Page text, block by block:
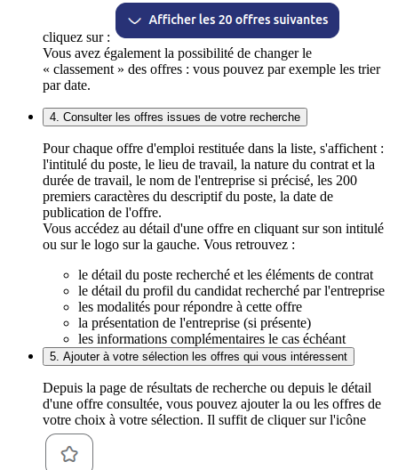
cliquez sur :
Vous avez également la possibilité de changer le
« classement » des offres : vous pouvez par exemple les trier
par date.
4. Consulter les offres issues de votre recherche
Pour chaque offre d'emploi restituée dans la liste, s'affichent :
l'intitulé du poste, le lieu de travail, la nature du contrat et la
durée de travail, le nom de l'entreprise si précisé, les 200
premiers caractères du descriptif du poste, la date de
publication de l'offre.
Vous accédez au détail d'une offre en cliquant sur son intitulé
ou sur le logo sur la gauche. Vous retrouvez :
le détail du poste recherché et les éléments de contrat
le détail du profil du candidat recherché par l'entreprise
les modalités pour répondre à cette offre
la présentation de l'entreprise (si présente)
les informations complémentaires le cas échéant
5. Ajouter à votre sélection les offres qui vous intéressent
Depuis la page de résultats de recherche ou depuis le détail
d'une offre consultée, vous pouvez ajouter la ou les offres de
votre choix à votre sélection. Il suffit de cliquer sur l'icône